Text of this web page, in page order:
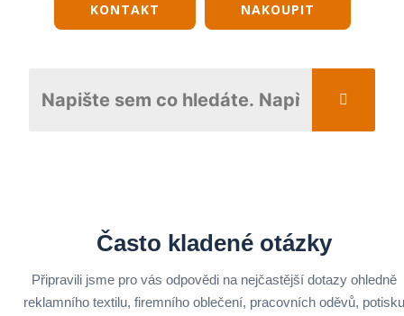
KONTAKT NAKOUPIT
Často kladené otázky
Připravili jsme pro vás odpovědi na nejčastější dotazy ohledně
reklamního textilu, firemního oblečení, pracovních oděvů, potisku